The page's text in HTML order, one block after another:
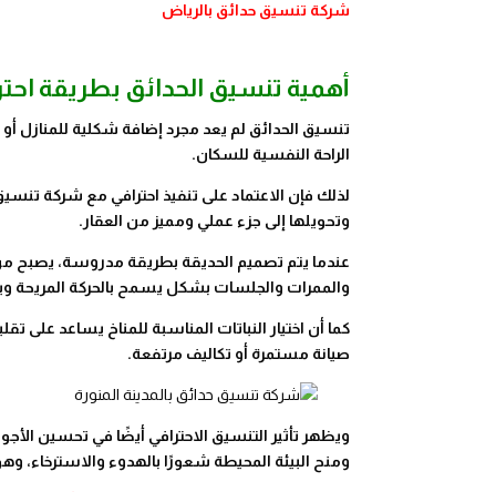
شركة تنسيق حدائق بالرياض
أهمية تنسيق الحدائق بطريقة
تنسيق الحدائق لم يعد مجرد إضافة شكلية للمنازل
الراحة النفسية للسكان.
لذلك فإن الاعتماد على تنفيذ احترافي مع شركة
وتحويلها إلى جزء عملي ومميز من العقار.
عندما يتم تصميم الحديقة بطريقة مدروسة، يصبح من
والممرات والجلسات بشكل يسمح بالحركة المريحة
كما أن اختيار النباتات المناسبة للمناخ يساعد على
صيانة مستمرة أو تكاليف مرتفعة.
ويظهر تأثير التنسيق الاحترافي أيضًا في تحسين
ومنح البيئة المحيطة شعورًا بالهدوء والاسترخاء،